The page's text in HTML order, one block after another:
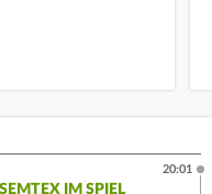
IM SPIEL
20:01